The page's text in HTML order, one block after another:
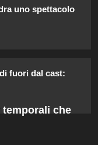
dopo 10 anni, è
il nuovo album!
e rompe il
sul
uno spettacolo
fuori dal cast:
temporali che